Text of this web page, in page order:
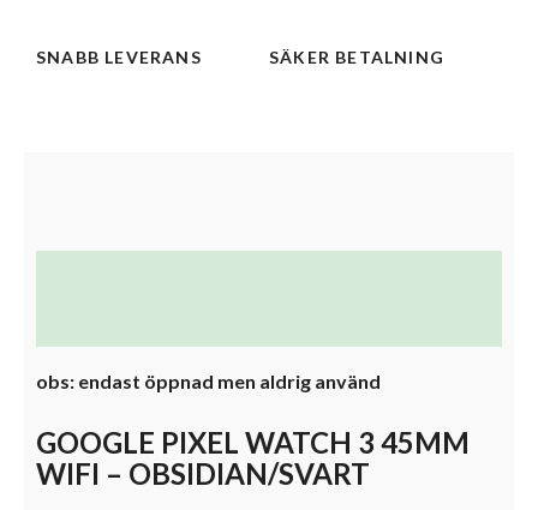
SNABB LEVERANS SÄKER BETALNING
obs: endast öppnad men aldrig använd
GOOGLE PIXEL WATCH 3 45MM
WIFI – OBSIDIAN/SVART